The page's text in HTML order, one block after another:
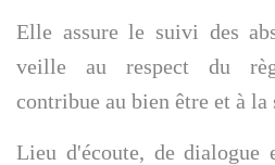
Elle assure le suivi des
veille au respect du
contribue au bien être et à la
Lieu d'écoute, de dialogue